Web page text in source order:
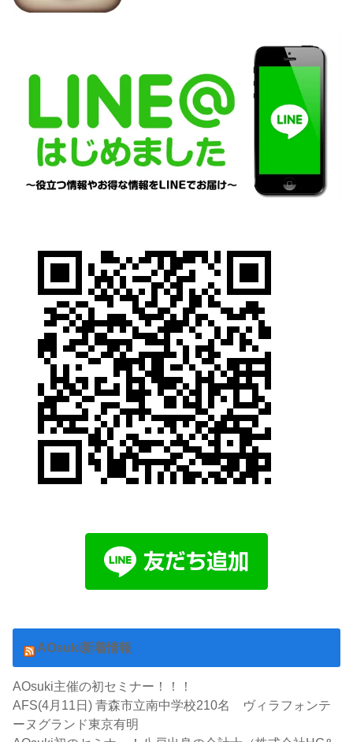
AOsuki新着情報
AOsuki主催の初セミナー！！！
AFS(4月11日) 青森市立南中学校210名 ヴィラフォンテ
ーヌグランド東京有明